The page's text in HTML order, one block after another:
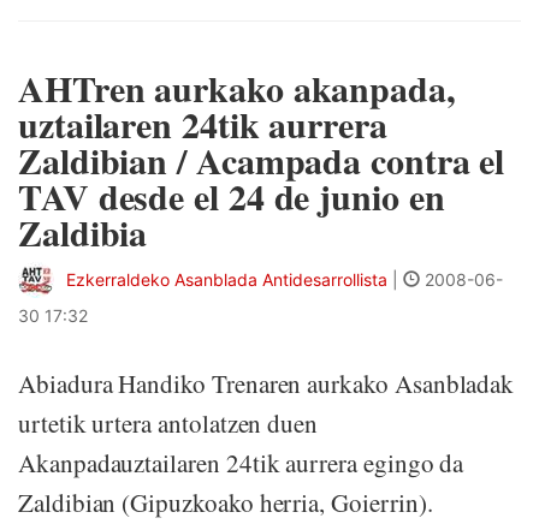
AHTren aurkako akanpada,
uztailaren 24tik aurrera
Zaldibian / Acampada contra el
TAV desde el 24 de junio en
Zaldibia
Ezkerraldeko Asanblada Antidesarrollista
2008-06-
30 17:32
Abiadura Handiko Trenaren aurkako Asanbladak
urtetik urtera antolatzen duen
Akanpadauztailaren 24tik aurrera egingo da
Zaldibian (Gipuzkoako herria, Goierrin).